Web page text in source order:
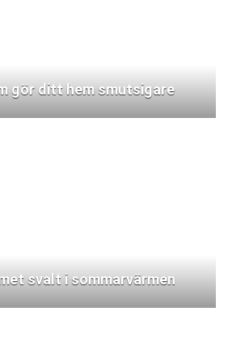
gör ditt hem smutsigare
svalt i sommarvärmen